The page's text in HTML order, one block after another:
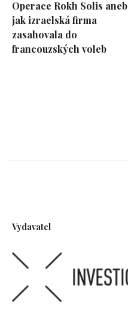
Operace Rokh Solis aneb
jak izraelská firma
zasahovala do
francouzských voleb
Vydavatel